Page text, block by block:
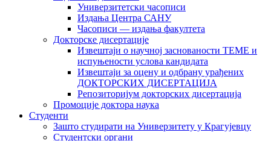
Универзитетски часописи
Издања Центра САНУ
Часописи — издања факултета
Докторске дисертације
Извештаји о научној заснованости ТЕМЕ и
испуњености услова кандидата
Извештаји за оцену и одбрану урађених
ДОКТОРСКИХ ДИСЕРТАЦИЈА
Репозиторијум докторских дисертација
Промоције доктора наука
Студенти
Зашто студирати на Универзитету у Крагујевцу
Студентски органи